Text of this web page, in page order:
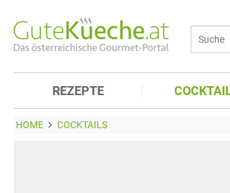
REZEPTE
HOME COCKTAILS